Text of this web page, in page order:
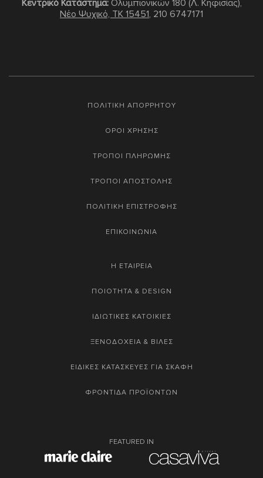
Κεντρικό Κατάστημα:Ολυμπιονικών 180 (Λ. Κηφισίας),
Νέο Ψυχικό, TK 15451, 210 6747171
ΠΟΛΙΤΙΚΗ ΑΠΟΡΡΗΤΟΥ
ΟΡΟΙ ΧΡΗΣΗΣ
ΤΡΟΠΟΙ ΠΛΗΡΩΜΗΣ
ΤΡΟΠΟΙ ΑΠΟΣΤΟΛΗΣ
ΠΟΛΙΤΙΚΗ ΕΠΙΣΤΡΟΦΗΣ
ΕΠΙΚΟΙΝΩΝΙΑ
Η ΕΤΑΙΡΕΙΑ
ΠΟΙΟΤΗΤΑ & DESIGN
ΙΔΙΩΤΙΚΕΣ ΚΑΤΟΙΚΙΕΣ
ΞΕΝΟΔΟΧΕΙΑ & ΒΙΛΕΣ
ΕΙΔΙΚΕΣ ΚΑΤΑΣΚΕΥΕΣ ΓΙΑ ΣΚΑΦΗ
ΦΡΟΝΤΙΔΑ ΠΡΟΪΟΝΤΩΝ
FEATURED IN